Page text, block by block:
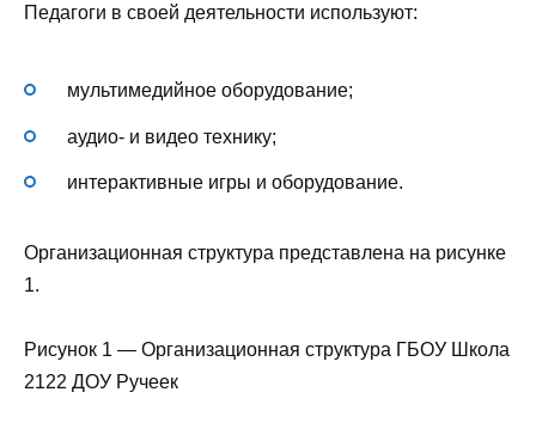
Педагоги в своей деятельности используют:
мультимедийное оборудование;
аудио- и видео технику;
интерактивные игры и оборудование.
Организационная структура представлена на рисунке
1.
Рисунок 1 — Организационная структура ГБОУ Школа
2122 ДОУ Ручеек